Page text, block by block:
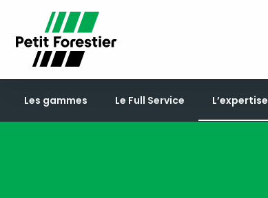
Les gammes Le Full Service L’expertise